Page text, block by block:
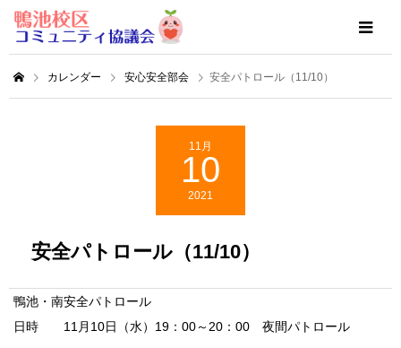
カレンダー 安心安全部会 安全パトロール（11/10）
11月
10
2021
安全パトロール（11/10）
鴨池・南安全パトロール
日時 11月10日（水）19：00～20：00 夜間パトロール